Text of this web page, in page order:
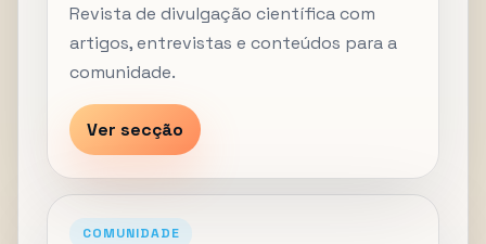
Revista de divulgação científica com
artigos, entrevistas e conteúdos para a
comunidade.
Ver secção
COMUNIDADE